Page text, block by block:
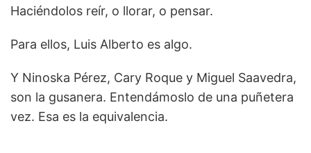
Haciéndolos reír, o llorar, o pensar.
Para ellos, Luis Alberto es algo.
Y Ninoska Pérez, Cary Roque y Miguel Saavedra,
son la gusanera. Entendámoslo de una puñetera
vez. Esa es la equivalencia.